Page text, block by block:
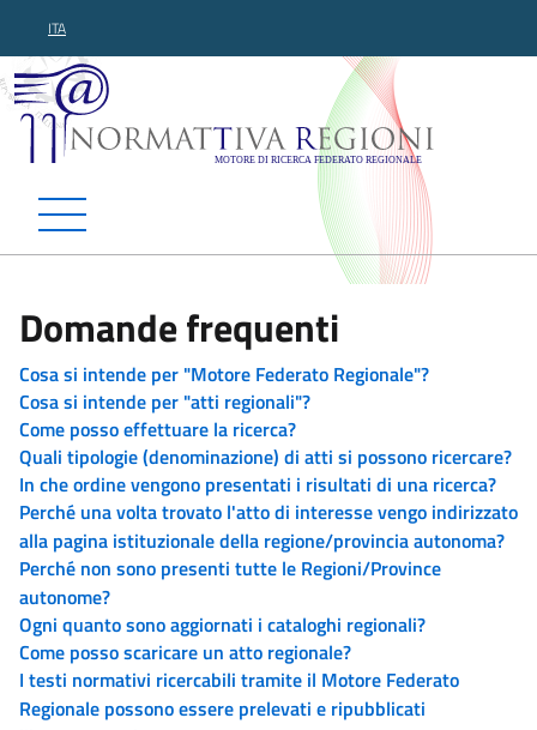
ITA
Normattiva Regioni -
Domande frequenti
Cosa si intende per "Motore Federato Regionale"?
Cosa si intende per "atti regionali"?
Come posso effettuare la ricerca?
Quali tipologie (denominazione) di atti si possono ricercare?
In che ordine vengono presentati i risultati di una ricerca?
Perché una volta trovato l'atto di interesse vengo indirizzato
alla pagina istituzionale della regione/provincia autonoma?
Perché non sono presenti tutte le Regioni/Province
autonome?
Ogni quanto sono aggiornati i cataloghi regionali?
Come posso scaricare un atto regionale?
I testi normativi ricercabili tramite il Motore Federato
Regionale possono essere prelevati e ripubblicati